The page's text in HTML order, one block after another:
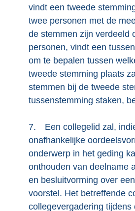
vindt een tweede
twee personen met de
de stemmen zijn verdeeld
personen, vindt een
om te bepalen tussen
tweede stemming plaats
stemmen bij de tweede
tussenstemming staken,
7.
Een collegelid zal,
onafhankelijke
onderwerp in het geding
onthouden van deelname
en besluitvorming over
voorstel. Het betreffende
collegevergadering tijdens